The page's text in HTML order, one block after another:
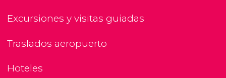
Excursiones y visitas guiadas
Traslados aeropuerto
Hoteles